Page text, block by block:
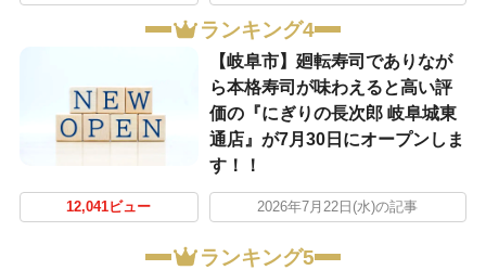
ランキング4
【岐阜市】廻転寿司でありなが
ら本格寿司が味わえると高い評
価の『にぎりの長次郎 岐阜城東
通店』が7月30日にオープンしま
す！！
12,041ビュー 2026年7月22日(水)の記事
ランキング5